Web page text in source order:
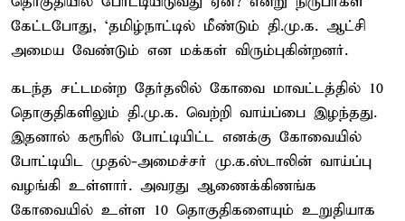
கேட்டபோது, ‘தமிழ்நாட்டில் மீண்டும் தி.மு.க. ஆட்சி
அமைய வேண்டும் என மக்கள் விரும்புகின்றனர்.
கடந்த சட்டமன்ற தேர்தலில் கோவை மாவட்டத்தில் 10
தொகுதிகளிலும் தி.மு.க. வெற்றி வாய்ப்பை இழந்தது.
இதனால் கரூரில் போட்டியிட்ட எனக்கு கோவையில்
போட்டியிட முதல்-அமைச்சர் மு.க.ஸ்டாலின் வாய்ப்பு
வழங்கி உள்ளார். அவரது ஆணைக்கிணங்க
கோவையில் உள்ள 10 தொகுதிகளையும் உறுதியாக